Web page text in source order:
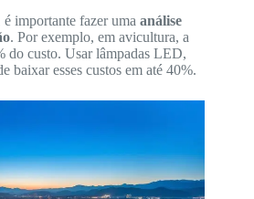
é importante fazer uma análise
. Por exemplo, em avicultura, a
do custo. Usar lâmpadas LED,
baixar esses custos em até 40%.